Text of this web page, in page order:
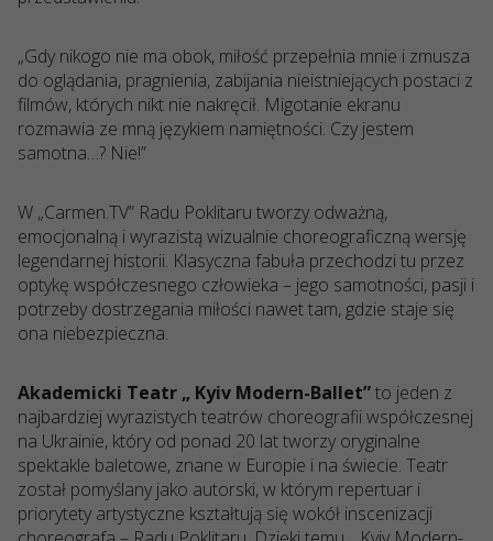
„Gdy nikogo nie ma obok, miłość przepełnia mnie i zmusza
do oglądania, pragnienia, zabijania nieistniejących postaci z
filmów, których nikt nie nakręcił. Migotanie ekranu
rozmawia ze mną językiem namiętności. Czy jestem
samotna…? Nie!”
W „Carmen.TV” Radu Poklitaru tworzy odważną,
emocjonalną i wyrazistą wizualnie choreograficzną wersję
legendarnej historii. Klasyczna fabuła przechodzi tu przez
optykę współczesnego człowieka – jego samotności, pasji i
potrzeby dostrzegania miłości nawet tam, gdzie staje się
ona niebezpieczna.
Akademicki Teatr „ Kyiv Modern-Ballet”to jeden z
najbardziej wyrazistych teatrów choreografii współczesnej
na Ukrainie, który od ponad 20 lat tworzy oryginalne
spektakle baletowe, znane w Europie i na świecie. Teatr
został pomyślany jako autorski, w którym repertuar i
priorytety artystyczne kształtują się wokół inscenizacji